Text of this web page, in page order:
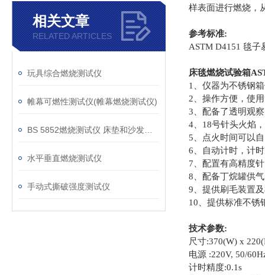
相关文章
RELATED ARTICLES
玩具综合燃烧测试仪
帷幕可燃性测试仪(帷幕燃烧测试仪)
水平垂直燃烧测试仪
手动式撕破强度测试仪
样表面进行燃烧，
参考标准:
ASTM D4151 毯子
床毯燃烧试验箱
1、仪器为不锈钢
2、操作方便，使
3、配备了透明观
4、18号针头火焰
5、点火时间可以
6、自动计时，计
7、配置有高精度
8、配备丁烷罐供
9、提供刷毛装置
10、提供标准不锈
技术参数:
尺寸:370(W) x
电源 :220V, 50/
计时精度:0.1s